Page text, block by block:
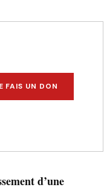
FAIS UN DON
d’une